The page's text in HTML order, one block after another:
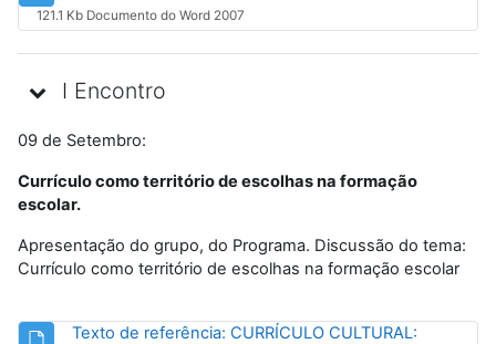
121.1 Kb Documento do Word 2007
I Encontro
09 de Setembro:
Currículo como território de escolhas na formação
escolar.
Apresentação do grupo, do Programa. Discussão do tema:
Currículo como território de escolhas na formação escolar
Texto de referência: CURRÍCULO CULTURAL: